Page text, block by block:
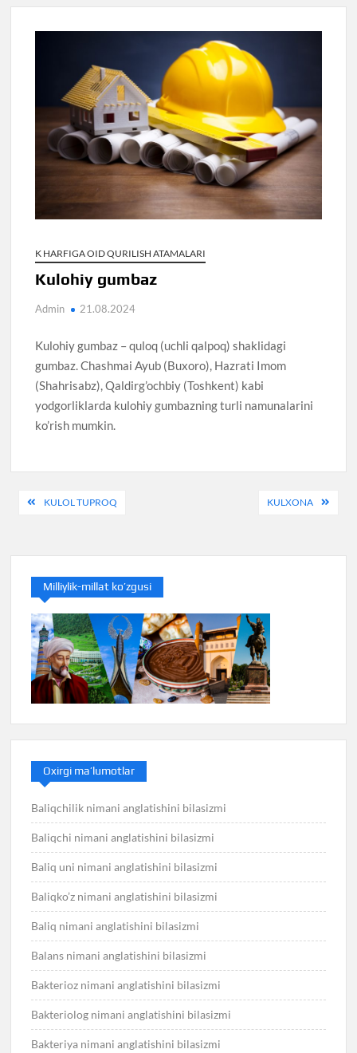
K HARFIGA OID QURILISH ATAMALARI
Kulohiy gumbaz
Admin 21.08.2024
Kulohiy gumbaz – quloq (uchli qalpoq) shaklidagi
gumbaz. Chashmai Ayub (Buxoro), Hazrati Imom
(Shahrisabz), Qaldirg’ochbiy (Toshkent) kabi
yodgorliklarda kulohiy gumbazning turli namunalarini
ko’rish mumkin.
PostKULOL TUPROQ KULXONA
Milliylik-millat ko’zgusi
Oxirgi ma’lumotlar
Baliqchilik nimani anglatishini bilasizmi
Baliqchi nimani anglatishini bilasizmi
Baliq uni nimani anglatishini bilasizmi
Baliqko’z nimani anglatishini bilasizmi
Baliq nimani anglatishini bilasizmi
Balans nimani anglatishini bilasizmi
Bakterioz nimani anglatishini bilasizmi
Bakteriolog nimani anglatishini bilasizmi
Bakteriya nimani anglatishini bilasizmi